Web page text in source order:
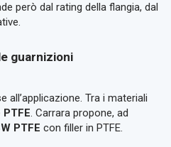
però dal rating della flangia, dal
guarnizioni
all’applicazione. Tra i materiali
. Carrara propone, ad
PTFE con filler in PTFE.